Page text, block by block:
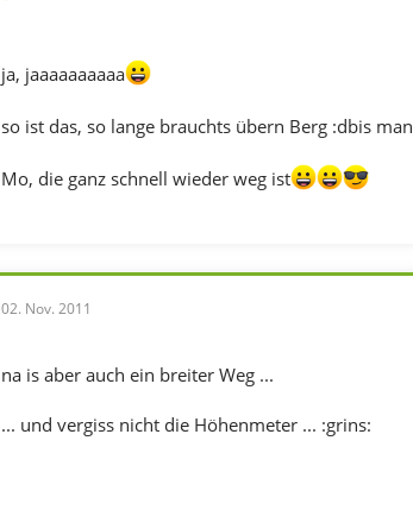
ja, jaaaaaaaaaa
so ist das, so lange brauchts übern Berg :dbis man
Mo, die ganz schnell wieder weg ist
02. Nov. 2011
na is aber auch ein breiter Weg ...
... und vergiss nicht die Höhenmeter ... :grins: